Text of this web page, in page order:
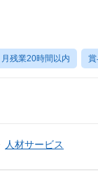
月残業20時間以内 賞
人材サービス